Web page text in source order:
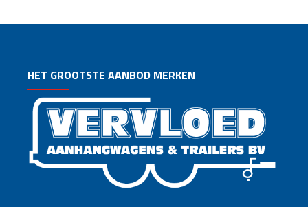
HET GROOTSTE AANBOD MERKEN